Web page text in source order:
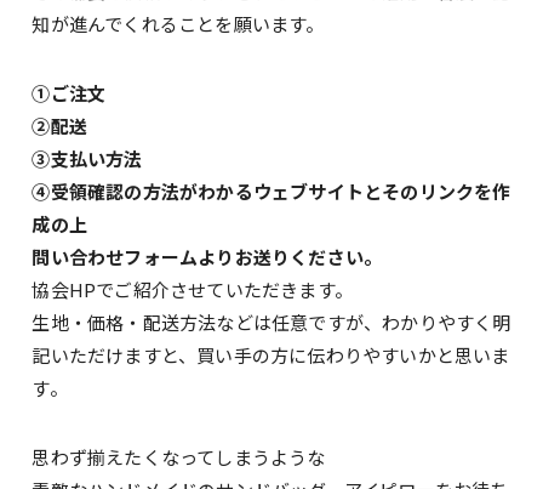
知が進んでくれることを願います。
①ご注文
②配送
③支払い方法
④受領確認の方法がわかるウェブサイトとそのリンクを作
成の上
問い合わせフォームよりお送りください。
協会HPでご紹介させていただきます。
生地・価格・配送方法などは任意ですが、わかりやすく明
記いただけますと、買い手の方に伝わりやすいかと思いま
す。
思わず揃えたくなってしまうような